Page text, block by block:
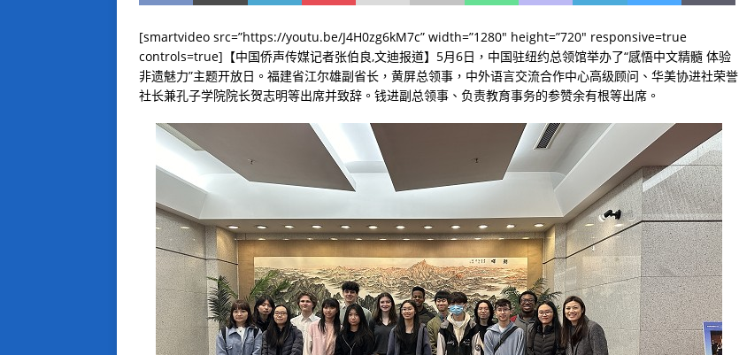
[smartvideo src=”https://youtu.be/J4H0zg6kM7c” width=”1280″ height=”720″ responsive=true
controls=true]【中国侨声传媒记者张伯良,文迪报道】5月6日，中国驻纽约总领馆举办了“感悟中文精髓 体验
非遗魅力”主题开放日。福建省江尔雄副省长，黄屏总领事，中外语言交流合作中心高级顾问、华美协进社荣誉
社长兼孔子学院院长贺志明等出席并致辞。钱进副总领事、负责教育事务的参赞余有根等出席。